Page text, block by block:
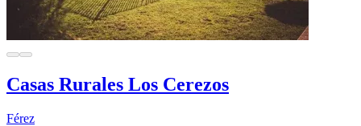
Casas Rurales Los Cerezos
Férez